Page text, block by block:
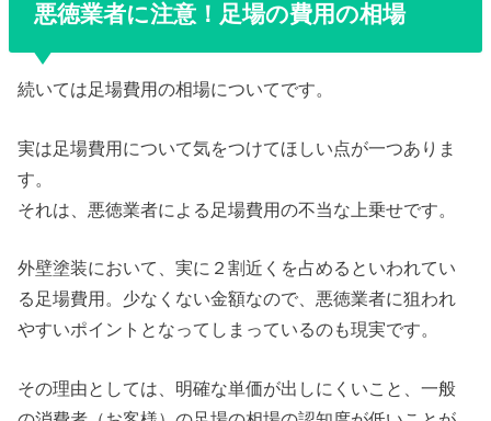
悪徳業者に注意！足場の費用の相場
続いては足場費用の相場についてです。
実は足場費用について気をつけてほしい点が一つありま
す。
それは、悪徳業者による足場費用の不当な上乗せです。
外壁塗装において、実に２割近くを占めるといわれてい
る足場費用。少なくない金額なので、悪徳業者に狙われ
やすいポイントとなってしまっているのも現実です。
その理由としては、明確な単価が出しにくいこと、一般